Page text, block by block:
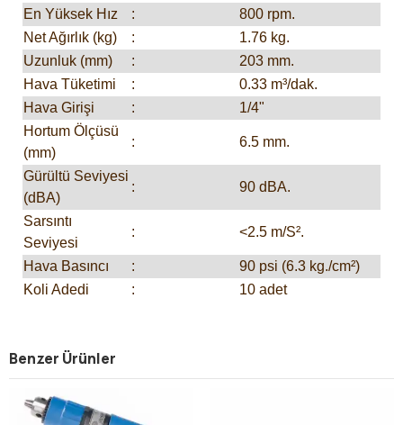
En Yüksek Hız :
800 rpm.
Net Ağırlık (kg)
:
1.76 kg.
Uzunluk (mm)
:
203 mm.
Hava Tüketimi
:
0.33 m³/dak.
Hava Girişi
:
1/4"
Hortum Ölçüsü
(mm)
: 6.5 mm.
Gürültü Seviyesi
(dBA)
: 90 dBA.
Sarsıntı
Seviyesi
: <2.5 m/S².
Hava Basıncı :
90 psi (6.3 kg./cm²)
Koli Adedi
: 10 adet
Benzer Ürünler